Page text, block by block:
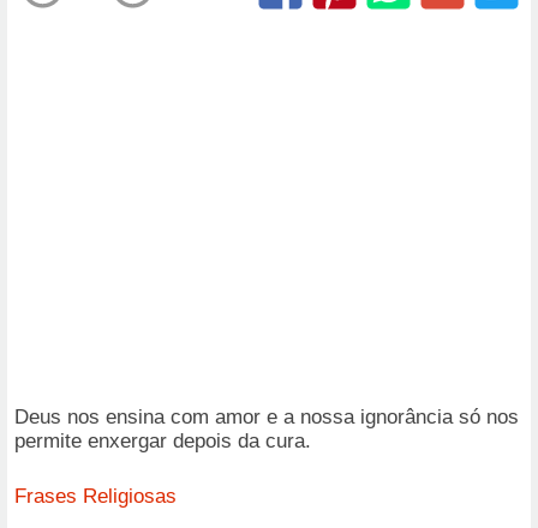
Deus nos ensina com amor e a nossa ignorância só nos
permite enxergar depois da cura.
Frases Religiosas